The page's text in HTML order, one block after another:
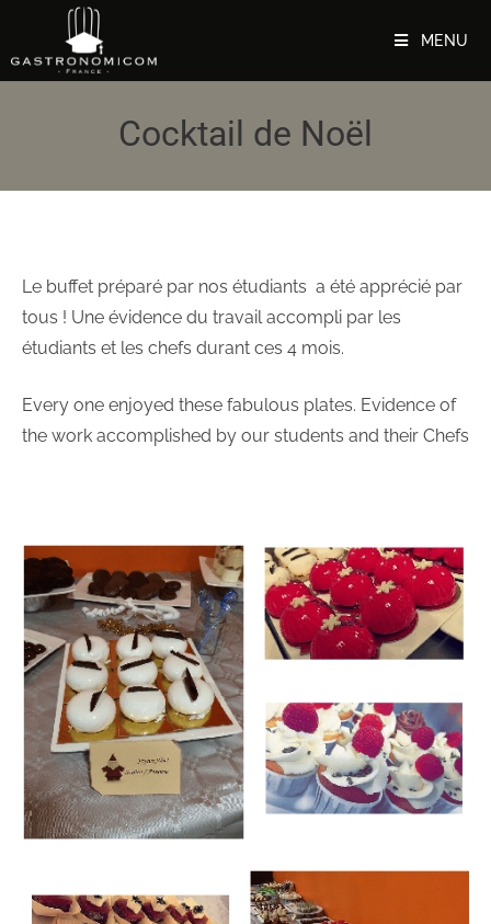
MENU
Cocktail de Noël
Le buffet préparé par nos étudiants a été apprécié par
tous ! Une évidence du travail accompli par les
étudiants et les chefs durant ces 4 mois.
Every one enjoyed these fabulous plates. Evidence of
the work accomplished by our students and their Chefs